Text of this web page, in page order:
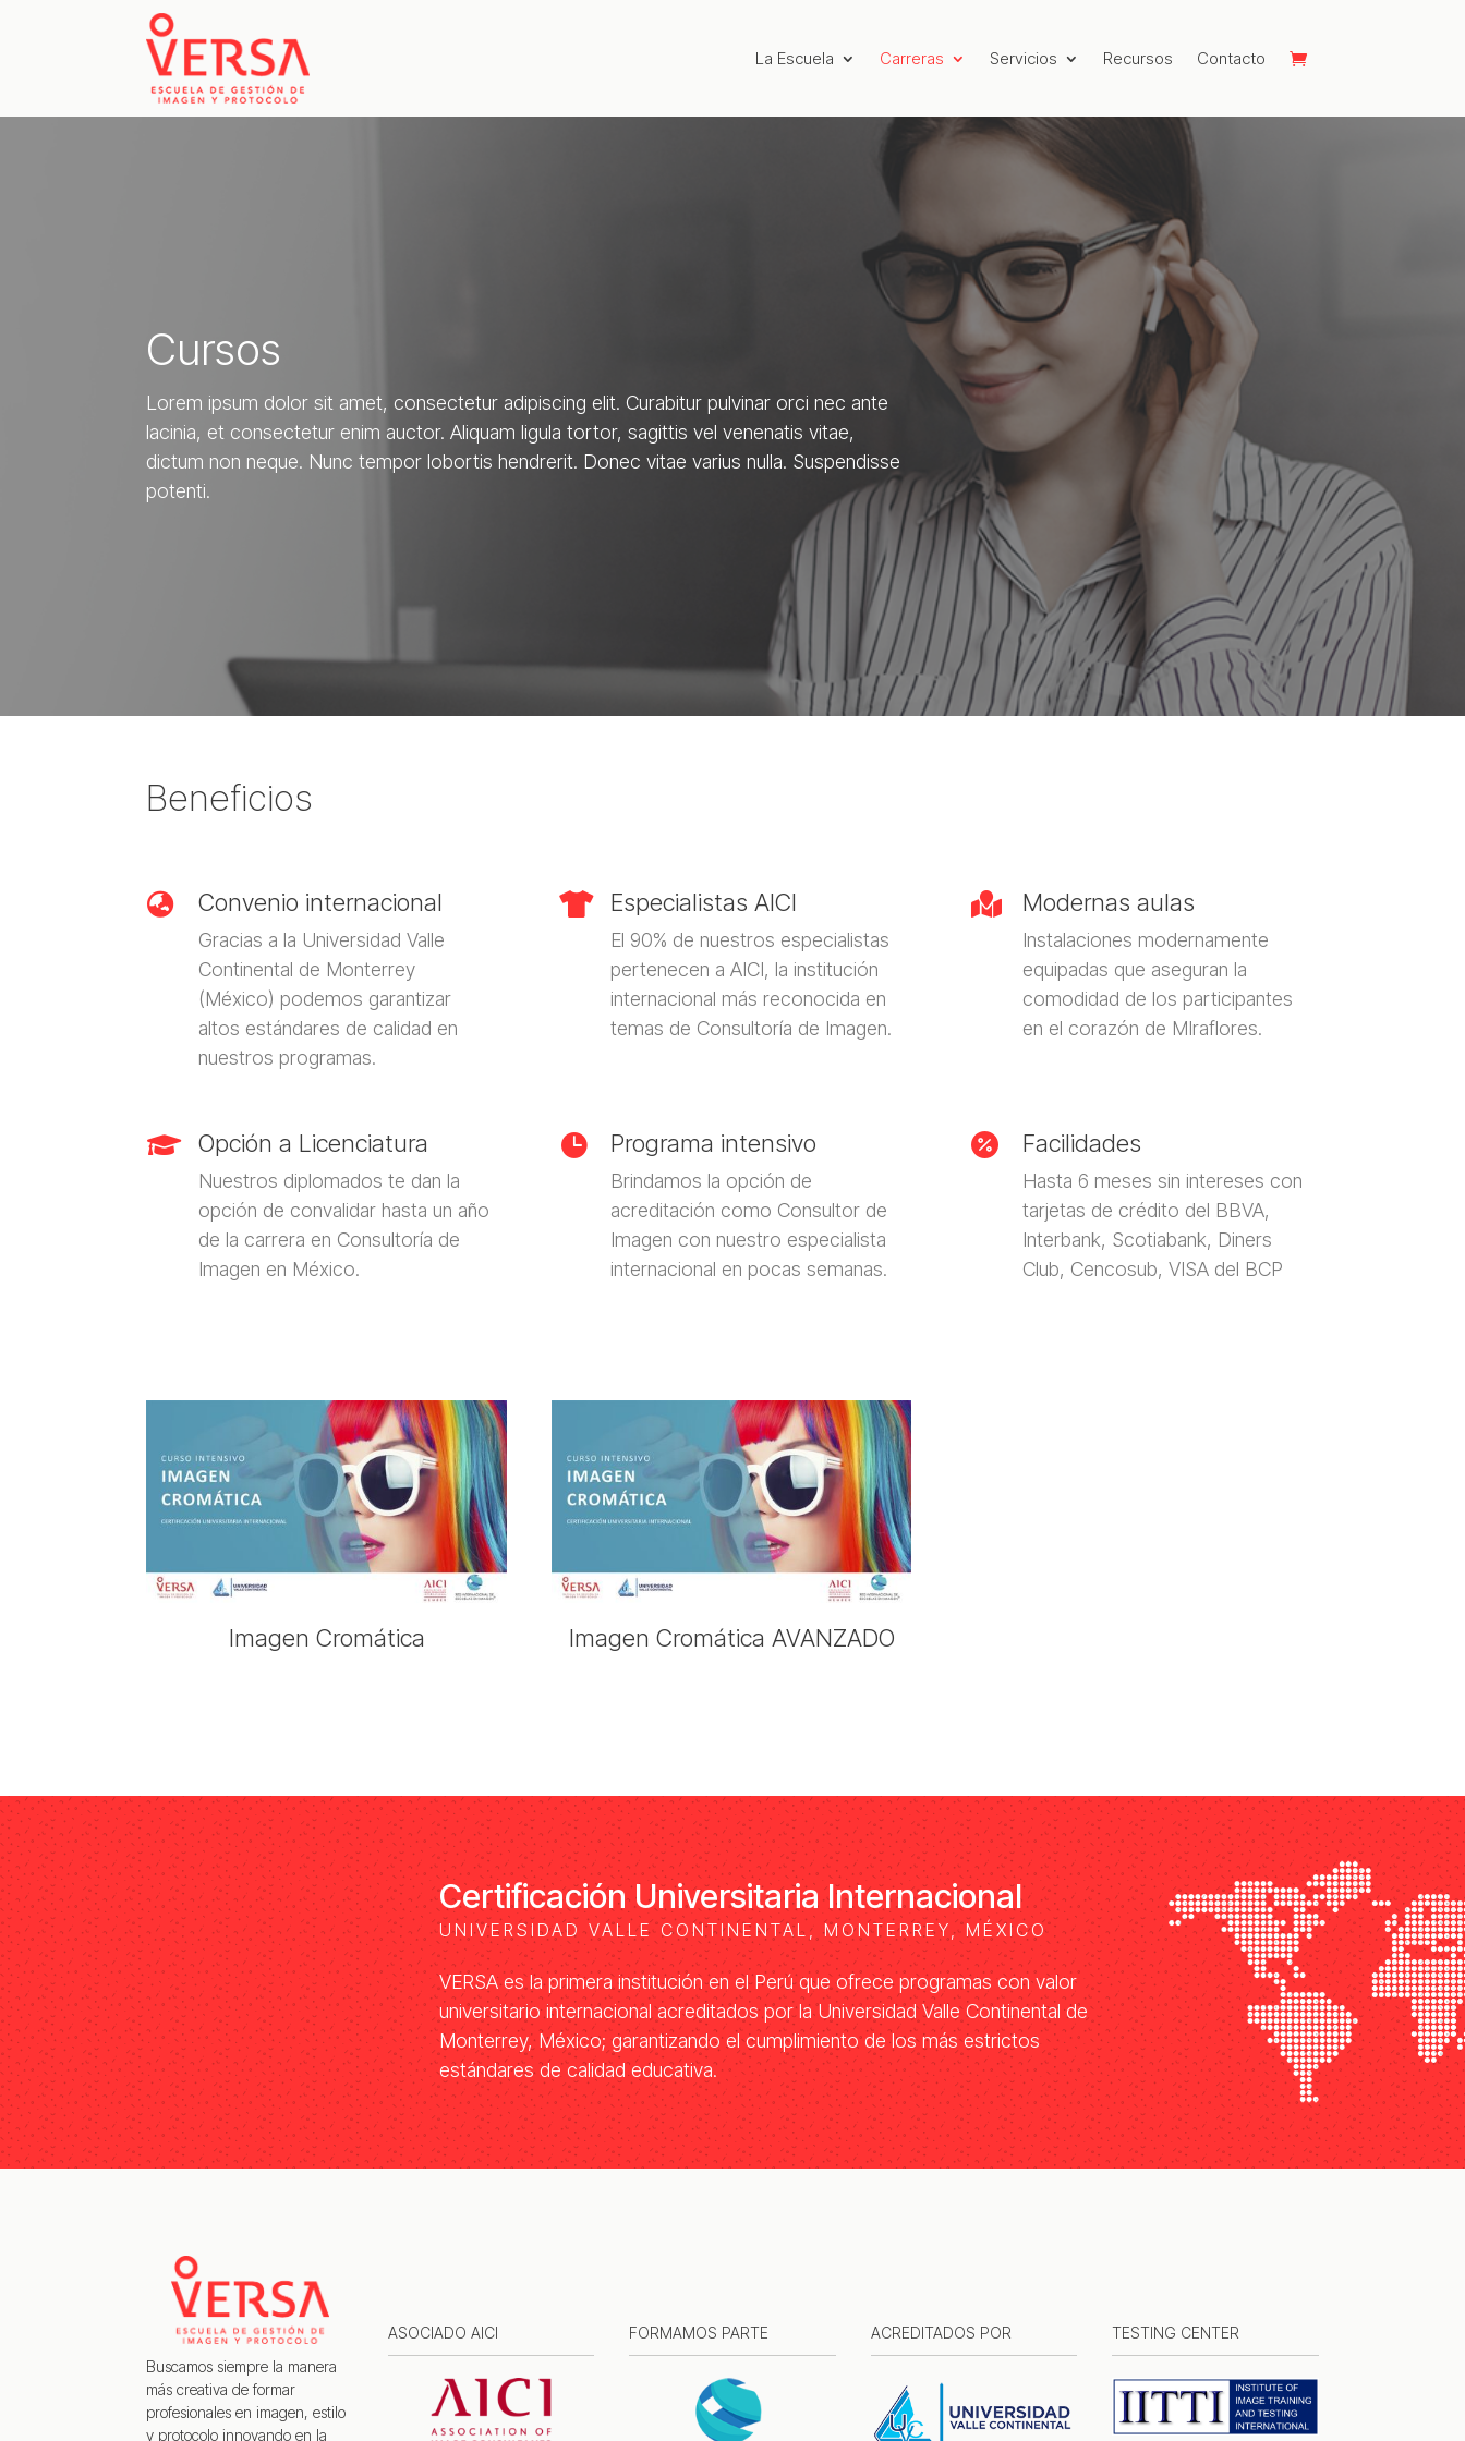
La Escuela Carreras Servicios Recursos Contacto
Cursos
Lorem ipsum dolor sit amet, consectetur adipiscing elit. Curabitur pulvinar orci nec ante
lacinia, et consectetur enim auctor. Aliquam ligula tortor, sagittis vel venenatis vitae,
dictum non neque. Nunc tempor lobortis hendrerit. Donec vitae varius nulla. Suspendisse
potenti.
Beneficios
 Convenio internacional
Gracias a la Universidad Valle
Continental de Monterrey
(México) podemos garantizar
altos estándares de calidad en
nuestros programas.
 Especialistas AICI
El 90% de nuestros especialistas
pertenecen a AICI, la institución
internacional más reconocida en
temas de Consultoría de Imagen.
 Modernas aulas
Instalaciones modernamente
equipadas que aseguran la
comodidad de los participantes
en el corazón de MIraflores.
 Opción a Licenciatura
Nuestros diplomados te dan la
opción de convalidar hasta un año
de la carrera en Consultoría de
Imagen en México.
 Programa intensivo
Brindamos la opción de
acreditación como Consultor de
Imagen con nuestro especialista
internacional en pocas semanas.
 Facilidades
Hasta 6 meses sin intereses con
tarjetas de crédito del BBVA,
Interbank, Scotiabank, Diners
Club, Cencosub, VISA del BCP
Imagen Cromática Imagen Cromática AVANZADO
Certificación Universitaria Internacional
UNIVERSIDAD VALLE CONTINENTAL, MONTERREY, MÉXICO
VERSA es la primera institución en el Perú que ofrece programas con valor
universitario internacional acreditados por la Universidad Valle Continental de
Monterrey, México; garantizando el cumplimiento de los más estrictos
estándares de calidad educativa.
Buscamos siempre la manera
más creativa de formar
profesionales en imagen, estilo
y protocolo innovando en la
ASOCIADO AICI FORMAMOS PARTE ACREDITADOS POR TESTING CENTER